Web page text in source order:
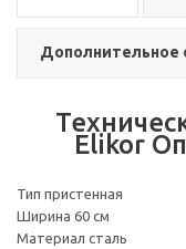
Дополнительное
Elikor
Тип пристенная
Ширина 60 см
Материал сталь